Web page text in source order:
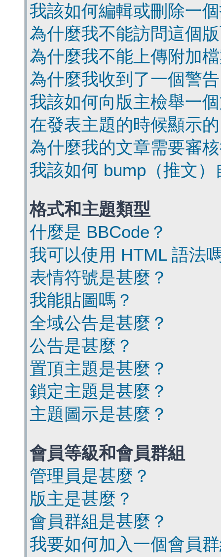
我該如何編輯或刪除一
為什麼我不能訪問這個
為什麼我不能上傳附加
為什麼我收到了一個警
我該如何向版主檢舉一
在發表主題的時候顯示
為什麼我的文章需要審
我該如何 bump（推文
格式和主題類型
什麼是 BBCode？
我可以使用 HTML 語法
表情符號是甚麼？
我能貼圖嗎？
全域公告是甚麼？
公告是甚麼？
置頂主題是甚麼？
鎖定主題是甚麼？
主題圖示是甚麼？
會員等級和會員群組
管理員是甚麼？
版主是甚麼？
會員群組是甚麼？
我要如何加入一個會員